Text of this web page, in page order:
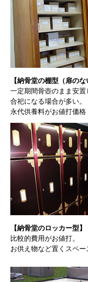
【納骨堂の棚型（扉のな
一定期間骨壺のまま安置
合祀になる場合が多い。
永代供養料がお値打価格
【納骨堂のロッカー型】
比較的費用がお値打。
お供え物など置くスペー